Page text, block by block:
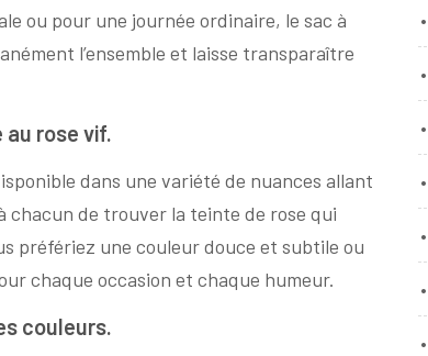
ou pour une journée ordinaire, le sac à
l’ensemble et laisse transparaître
au rose vif.
dans une variété de nuances allant
chacun de trouver la teinte de rose qui
préfériez une couleur douce et subtile ou
chaque occasion et chaque humeur.
couleurs.